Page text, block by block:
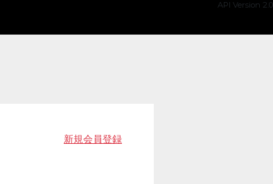
API Version 2.0
新規会員登録